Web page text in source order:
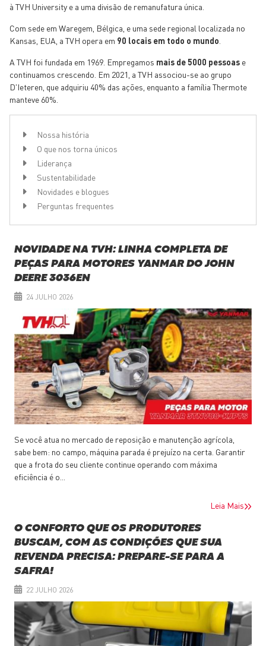
à TVH University e a uma divisão de remanufatura única.
Com sede em Waregem, Bélgica, e uma sede regional localizada no
Kansas, EUA, a TVH opera em 90 locais em todo o mundo
A TVH foi fundada em 1969. Empregamos mais de 5000 pessoas e
continuamos crescendo. Em 2021, a TVH associou-se ao grupo
D'Ieteren, que adquiriu 40% das ações, enquanto a família Thermote
manteve 60%.
Nossa história
O que nos torna únicos
Liderança
Sustentabilidade
Novidades e blogues
Perguntas frequentes
NOVIDADE NA TVH: LINHA COMPLETA DE
PEÇAS PARA MOTORES YANMAR DO JOHN
DEERE 3036EN
24 JULHO 2026
Se você atua no mercado de reposição e manutenção agrícola,
sabe bem: no campo, máquina parada é prejuízo na certa. Garantir
que a frota do seu cliente continue operando com máxima
eficiência é o...
Leia Mais
O CONFORTO QUE OS PRODUTORES
BUSCAM, COM AS CONDIÇÕES QUE SUA
REVENDA PRECISA: PREPARE-SE PARA A
SAFRA!
22 JULHO 2026